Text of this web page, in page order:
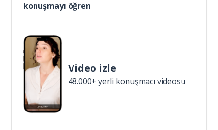
konuşmayı öğren
Video izle
48.000+ yerli konuşmacı videosu